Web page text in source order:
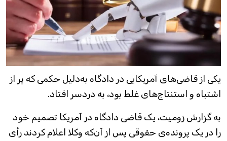
یکی از قاضی‌های آمریکایی در دادگاه به‌دلیل حکمی که پر از
اشتباه و استنتاج‌های غلط بود، به دردسر افتاد.
به گزارش زومیت، یک قاضی دادگاه در آمریکا تصمیم خود
را در یک پرونده‌ی حقوقی پس از آن‌که وکلا اعلام کردند رأی